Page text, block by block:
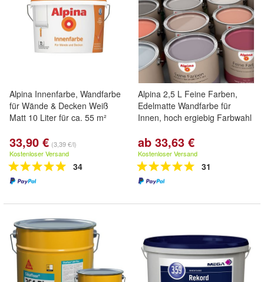
Alpina Innenfarbe, Wandfarbe
für Wände & Decken Weiß
Matt 10 Liter für ca. 55 m²
33,90 € (3,39 €/l)
Kostenloser Versand
34
Alpina 2,5 L Feine Farben,
Edelmatte Wandfarbe für
Innen, hoch ergiebig Farbwahl
ab 33,63 €
Kostenloser Versand
31